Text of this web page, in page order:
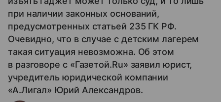
при наличии законных оснований,
предусмотренных статьей 235 ГК РФ.
Очевидно, что в случае с детским лагерем
такая ситуация невозможна. Об этом
в разговоре с «Газетой.Ru» заявил юрист,
учредитель юридической компании
«А.Лигал» Юрий Александров.